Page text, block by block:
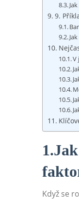
9.
V
Když ⁢se